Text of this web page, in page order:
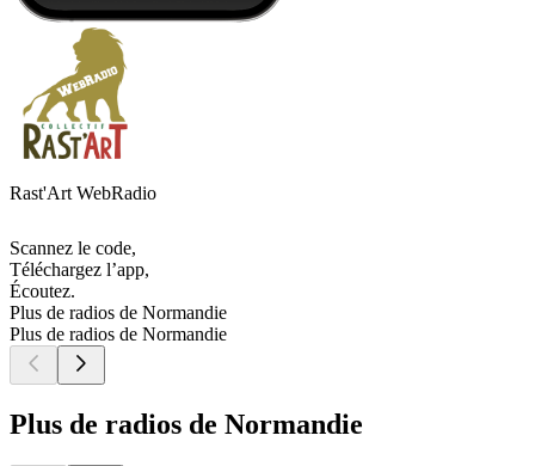
Rast'Art WebRadio
Scannez le code,
Téléchargez l’app,
Écoutez.
Plus de radios de Normandie
Plus de radios de Normandie
Plus de radios de Normandie